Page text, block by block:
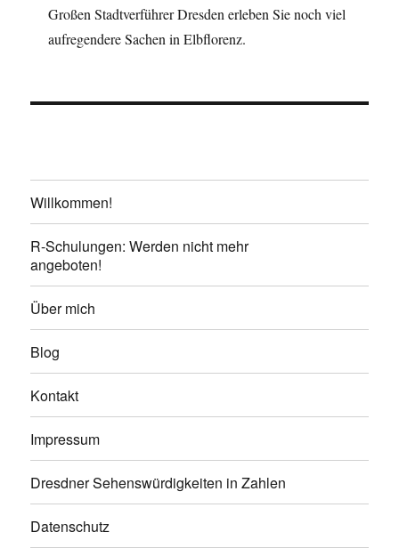
Großen Stadtverführer Dresden erleben Sie noch viel
aufregendere Sachen in Elbflorenz.
Willkommen!
R-Schulungen: Werden nicht mehr
angeboten!
Über mich
Blog
Kontakt
Impressum
Dresdner Sehenswürdigkeiten in Zahlen
Datenschutz